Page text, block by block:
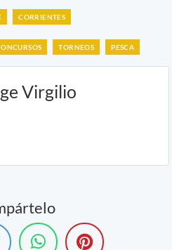
CORRIENTES
TORNEOS PESCA
Virgilio